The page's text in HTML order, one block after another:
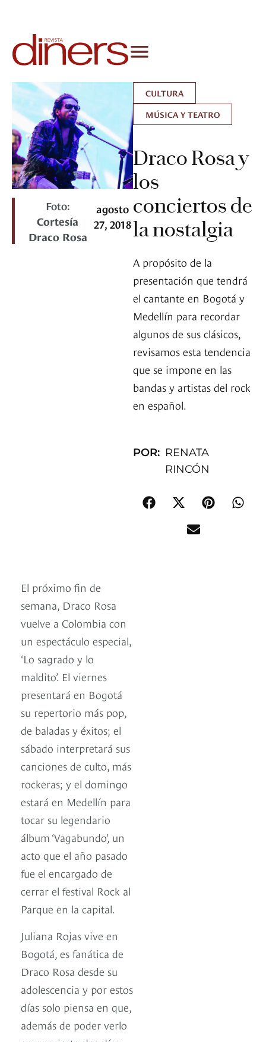
Foto:
Cortesía
Draco Rosa
agosto
27, 2018
CULTURA
MÚSICA Y TEATRO
Draco Rosa y
los
conciertos de
la nostalgia
A propósito de la
presentación que tendrá
el cantante en Bogotá y
Medellín para recordar
algunos de sus clásicos,
revisamos esta tendencia
que se impone en las
bandas y artistas del rock
en español.
POR: RENATA
RINCÓN
El próximo fin de
semana, Draco Rosa
vuelve a Colombia con
un espectáculo especial,
‘Lo sagrado y lo
maldito’. El viernes
presentará en Bogotá
su repertorio más pop,
de baladas y éxitos; el
sábado interpretará sus
canciones de culto, más
rockeras; y el domingo
estará en Medellín para
tocar su legendario
álbum ‘Vagabundo’, un
acto que el año pasado
fue el encargado de
cerrar el festival Rock al
Parque en la capital.
Juliana Rojas vive en
Bogotá, es fanática de
Draco Rosa desde su
adolescencia y por estos
días solo piensa en que,
además de poder verlo